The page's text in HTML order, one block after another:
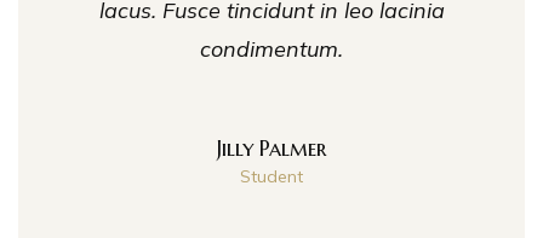
lacus. Fusce tincidunt in leo lacinia
condimentum.
Jilly Palmer
Student